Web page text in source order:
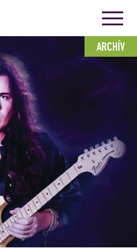
ARCHÍV